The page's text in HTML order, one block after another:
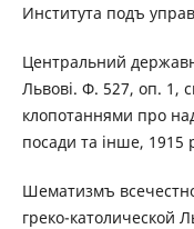
Института подъ
Центральний
Львові. Ф. 527, оп. 1,
клопотаннями про
посади та інше, 1915
Шематизмъ
греко-католической